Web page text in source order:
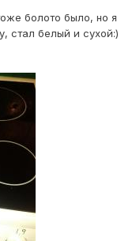
болото было, но я
стал белый и сухой:)